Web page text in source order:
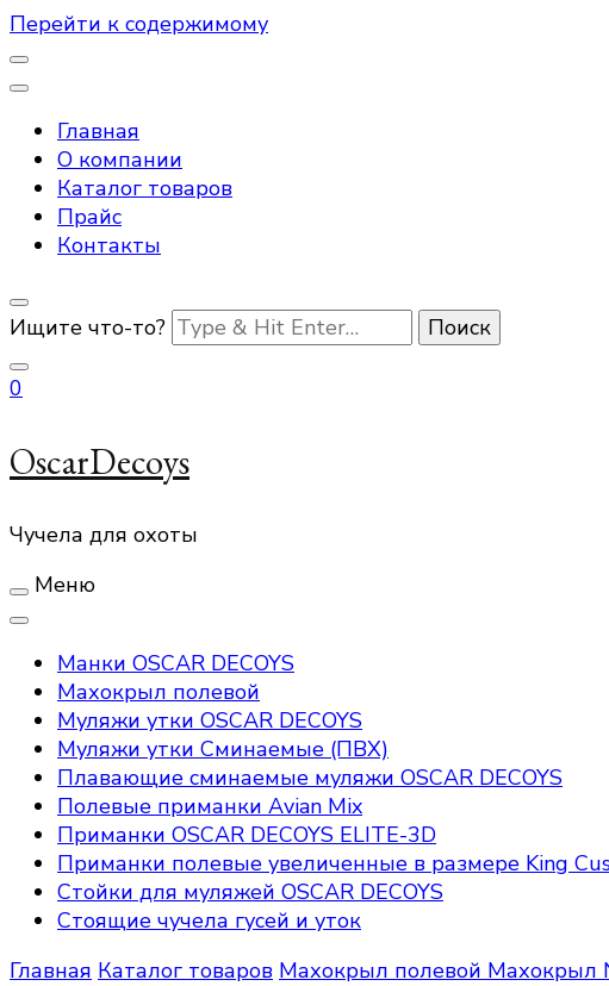
Перейти к содержимому
Главная
О компании
Каталог товаров
Прайс
Контакты
Ищите что-то?
0
OscarDecoys
Чучела для охоты
Меню
Манки OSCAR DECOYS
Махокрыл полевой
Муляжи утки OSCAR DECOYS
Муляжи утки Сминаемые (ПВХ)
Плавающие сминаемые муляжи OSCAR DECOYS
Полевые приманки Avian Mix
Приманки OSCAR DECOYS ELITE-3D
Приманки полевые увеличенные в размере King
Стойки для муляжей OSCAR DECOYS
Стоящие чучела гусей и уток
Главная Каталог товаров Махокрыл полевой Махокрыл